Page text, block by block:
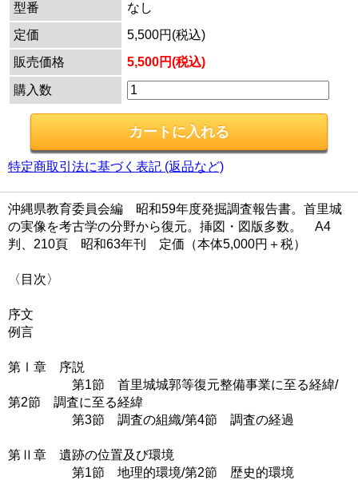
型番
なし
定価
5,500円(税込)
販売価格
5,500円(税込)
購入数
特定商取引法に基づく表記 (返品など)
沖縄県教育委員会編 昭和59年度発掘調査報告書。首里城
の実像を考古学の分野から復元。挿図・図版多数。 A4
判、210頁 昭和63年刊 定価（本体5,000円＋税）
〈目次〉
序文
例言
第Ⅰ章 序説
第1節 首里城城郭等復元整備事業に至る経緯/
第2節 調査に至る経緯
第3節 調査の組織/第4節 調査の経過
第Ⅱ章 遺跡の位置及び環境
第1節 地理的環境/第2節 歴史的環境